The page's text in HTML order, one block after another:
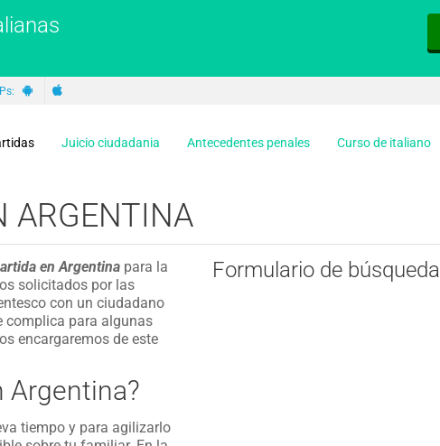
Juicio ciudadania Antecedentes penales Curso de italiano
ARGENTINA
en Argentinapara la
solicitados por las
con un ciudadano
complica para algunas
encargaremos de este
Argentina?
tiempo y para agilizarlo
Formulario de búsqueda